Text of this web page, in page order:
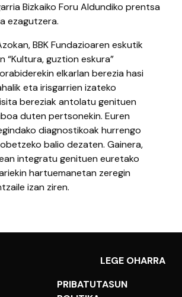
Bizkaiko Foru Aldundiko prentsa
ezagutzera.
BBK Fundazioaren eskutik
“Kultura, guztion eskura”
elkarlan berezia hasi
eta irisgarrien izateko
bereziak antolatu genituen
duten pertsonekin. Euren
diagnostikoak hurrengo
balio dezaten. Gainera,
integratu genituen euretako
hartuemanetan zeregin
izan ziren.
LEGE OHARRA
PRIBATUTASUN